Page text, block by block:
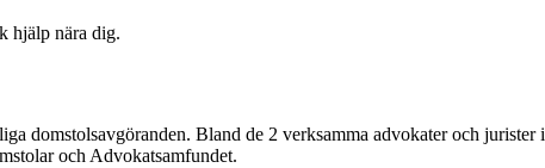
hjälp nära dig.
domstolsavgöranden. Bland de 2 verksamma advokater och jurister i
och Advokatsamfundet.